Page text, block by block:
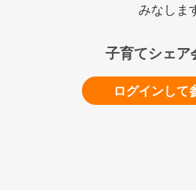
みなしま
子育てシェア
ログインして